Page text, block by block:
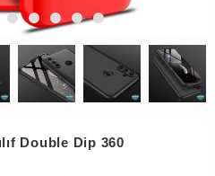
Double Dip 360